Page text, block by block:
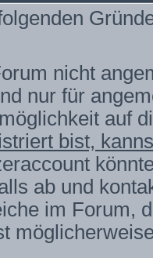
nicht
nur für
auf
bist,
ab und
im Forum,